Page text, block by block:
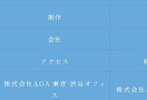
制作
会社
アクセス
株式会社AOA 東京 渋谷オフィ
ス
株式会